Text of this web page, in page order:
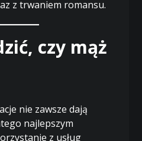
z trwaniem romansu.
czy mąż
nie zawsze dają
najlepszym
z usług